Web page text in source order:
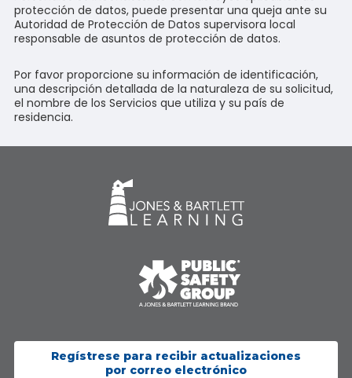
protección de datos, puede presentar una queja ante su
Autoridad de Protección de Datos supervisora local
responsable de asuntos de protección de datos.
Por favor proporcione su información de identificación,
una descripción detallada de la naturaleza de su solicitud,
el nombre de los Servicios que utiliza y su país de
residencia.
Regístrese para recibir actualizaciones
por correo electrónico